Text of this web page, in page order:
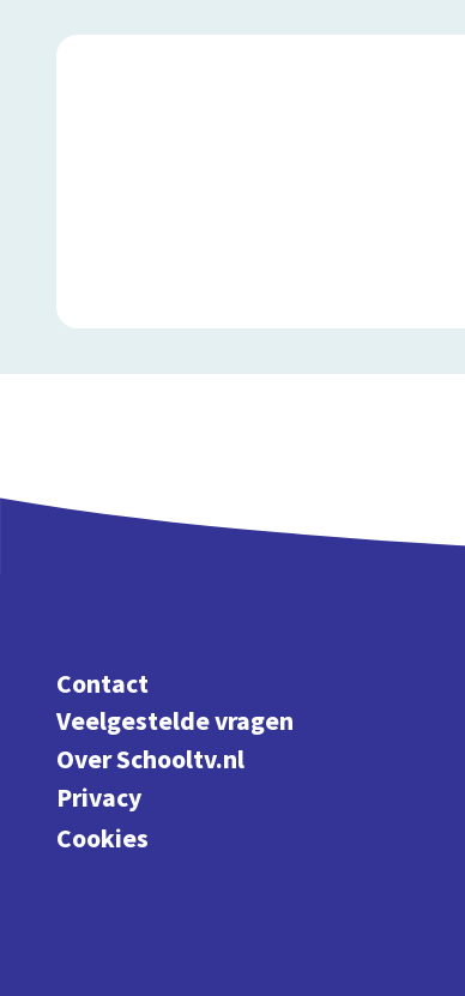
Contact
Veelgestelde vragen
Over Schooltv.nl
Privacy
Cookies